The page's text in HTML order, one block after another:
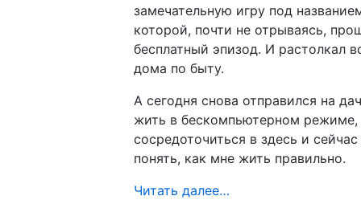
замечательную игру под
которой, почти не отрываясь,
бесплатный эпизод. И растолкал
дома по быту.
А сегодня снова отправился на
жить в бескомпьютерном режиме,
сосредоточиться в здесь и
понять, как мне жить правильно.
Читать далее…